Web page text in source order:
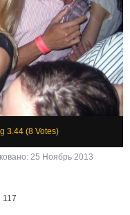
3.44 (8 Votes)
25 Ноябрь 2013
117